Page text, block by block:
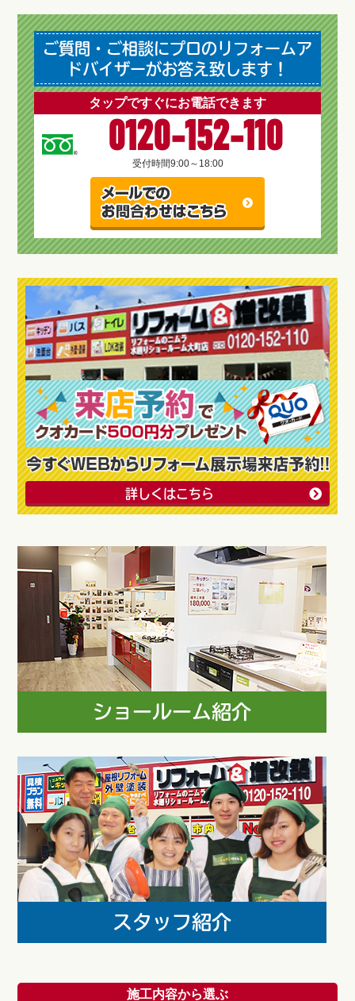
ご質問・ご相談にプロのリフォームア
ドバイザーがお答え致します！
タップですぐにお電話できます
0120-152-110
受付時間9:00～18:00
詳しくはこちら
施工内容から選ぶ